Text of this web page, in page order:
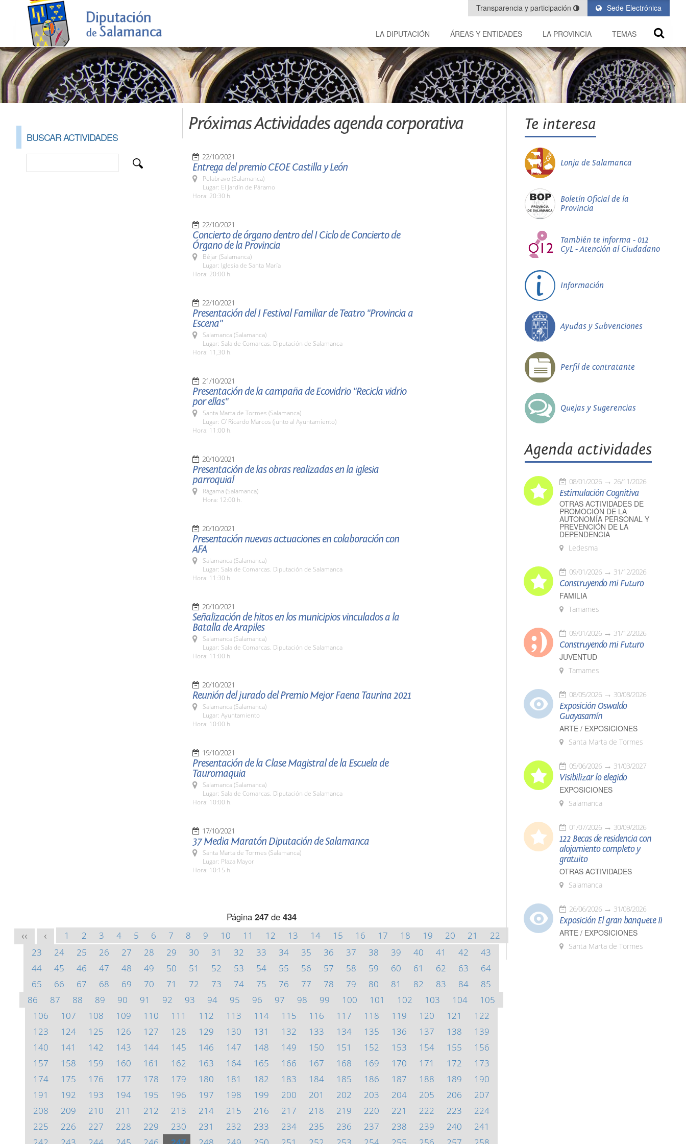
Sede Electrónica
Transparencia y participación
LA DIPUTACIÓN ÁREAS Y ENTIDADES LA PROVINCIA TEMAS
BUSCAR ACTIVIDADES
Próximas Actividades agenda corporativa
22/10/2021
Entrega del premio CEOE Castilla y León
Pelabravo (Salamanca)
Lugar: El Jardín de Páramo
Hora: 20:30 h.
22/10/2021
Concierto de órgano dentro del I Ciclo de Concierto de
Órgano de la Provincia
Béjar (Salamanca)
Lugar: Iglesia de Santa María
Hora: 20:00 h.
22/10/2021
Presentación del I Festival Familiar de Teatro "Provincia a
Escena"
Salamanca (Salamanca)
Lugar: Sala de Comarcas. Diputación de Salamanca
Hora: 11,30 h.
21/10/2021
Presentación de la campaña de Ecovidrio "Recicla vidrio
por ellas"
Santa Marta de Tormes (Salamanca)
Lugar: C/ Ricardo Marcos (junto al Ayuntamiento)
Hora: 11:00 h.
20/10/2021
Presentación de las obras realizadas en la iglesia
parroquial
Rágama (Salamanca)
Hora: 12:00 h.
20/10/2021
Presentación nuevas actuaciones en colaboración con
AFA
Salamanca (Salamanca)
Lugar: Sala de Comarcas. Diputación de Salamanca
Hora: 11:30 h.
20/10/2021
Señalización de hitos en los municipios vinculados a la
Batalla de Arapiles
Salamanca (Salamanca)
Lugar: Sala de Comarcas. Diputación de Salamanca
Hora: 11:00 h.
20/10/2021
Reunión del jurado del Premio Mejor Faena Taurina 2021
Salamanca (Salamanca)
Lugar: Ayuntamiento
Hora: 10:00 h.
19/10/2021
Presentación de la Clase Magistral de la Escuela de
Tauromaquia
Salamanca (Salamanca)
Lugar: Sala de Comarcas. Diputación de Salamanca
Hora: 10:00 h.
17/10/2021
37 Media Maratón Diputación de Salamanca
Santa Marta de Tormes (Salamanca)
Lugar: Plaza Mayor
Hora: 10:15 h.
Página 247de 434
<< < 1 2 3 4 5 6 7 8 9 10 11 12 13 14 15 16 17 18 19 20 21
22
23
24 25 26 27 28 29 30 31 32 33 34 35 36 37 38 39 40 41 42
43
44
45 46 47 48 49 50 51 52 53 54 55 56 57 58 59 60 61 62 63
64
65
66 67 68 69 70 71 72 73 74 75 76 77 78 79 80 81 82 83 84
85
86
87 88 89 90 91 92 93 94 95 96 97 98 99 100 101 102 103 104
105
106
107 108 109 110 111 112 113 114 115 116 117 118 119 120 121
122
123
124 125 126 127 128 129 130 131 132 133 134 135 136 137 138
139
140
141 142 143 144 145 146 147 148 149 150 151 152 153 154 155
156
157
158 159 160 161 162 163 164 165 166 167 168 169 170 171 172
173
174
175 176 177 178 179 180 181 182 183 184 185 186 187 188 189
190
191
192 193 194 195 196 197 198 199 200 201 202 203 204 205 206
207
208
209 210 211 212 213 214 215 216 217 218 219 220 221 222 223
224
225
226 227 228 229 230 231 232 233 234 235 236 237 238 239 240
241
Te interesa
Lonja de Salamanca
Boletín Oficial de la
Provincia
También te informa - 012
CyL - Atención al Ciudadano
Información
Ayudas y Subvenciones
Perfil de contratante
Quejas y Sugerencias
Agenda actividades
08/01/2026 26/11/2026
Estimulación Cognitiva
OTRAS ACTIVIDADES DE
PROMOCIÓN DE LA
AUTONOMÍA PERSONAL Y
PREVENCIÓN DE LA
DEPENDENCIA
Ledesma
09/01/2026 31/12/2026
Construyendo mi Futuro
FAMILIA
Tamames
09/01/2026 31/12/2026
Construyendo mi Futuro
JUVENTUD
Tamames
08/05/2026 30/08/2026
Exposición Oswaldo
Guayasamín
ARTE / EXPOSICIONES
Santa Marta de Tormes
05/06/2026 31/03/2027
Visibilizar lo elegido
EXPOSICIONES
Salamanca
01/07/2026 30/09/2026
122 Becas de residencia con
alojamiento completo y
gratuito
OTRAS ACTIVIDADES
Salamanca
26/06/2026 31/08/2026
Exposición El gran banquete II
ARTE / EXPOSICIONES
Santa Marta de Tormes